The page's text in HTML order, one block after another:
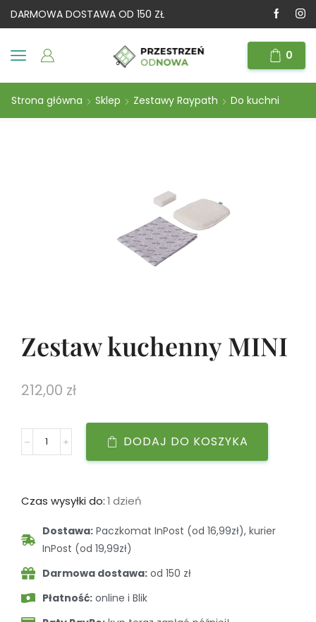
DARMOWA DOSTAWA OD 150 ZŁ
0
Strona główna Sklep Zestawy Raypath Do kuchni
Zestaw kuchenny MINI
212,00 zł
DODAJ DO KOSZYKA
Czas wysyłki do:1 dzień
Dostawa: Paczkomat InPost (od 16,99zł), kurier
InPost (od 19,99zł)
Darmowa dostawa: od 150 zł
Płatność: online i Blik